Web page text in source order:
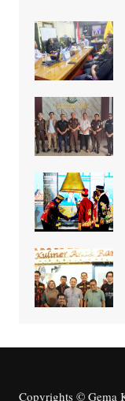
Copyrights © Gema